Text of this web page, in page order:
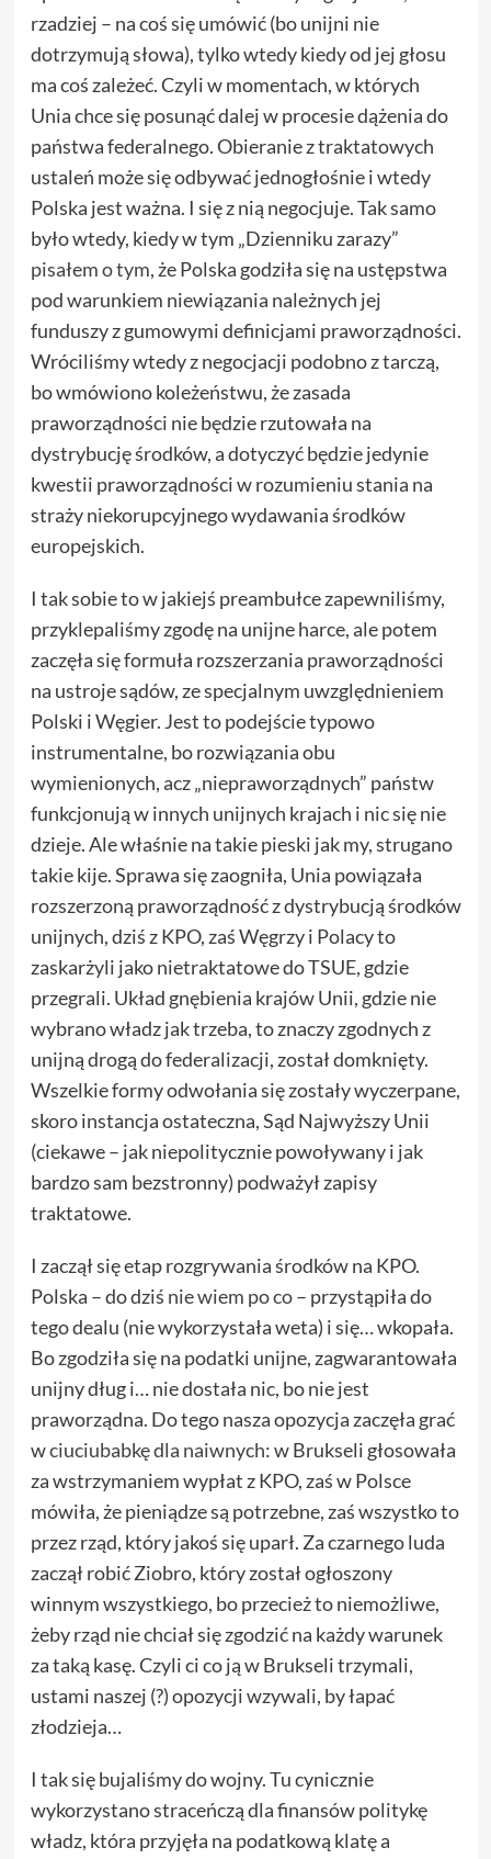
rzadziej – na coś się umówić (bo unijni nie
dotrzymują słowa), tylko wtedy kiedy od jej głosu
ma coś zależeć. Czyli w momentach, w których
Unia chce się posunąć dalej w procesie dążenia do
państwa federalnego. Obieranie z traktatowych
ustaleń może się odbywać jednogłośnie i wtedy
Polska jest ważna. I się z nią negocjuje. Tak samo
było wtedy, kiedy w tym „Dzienniku zarazy”
pisałem o tym, że Polska godziła się na ustępstwa
pod warunkiem niewiązania należnych jej
funduszy z gumowymi definicjami praworządności.
Wróciliśmy wtedy z negocjacji podobno z tarczą,
bo wmówiono koleżeństwu, że zasada
praworządności nie będzie rzutowała na
dystrybucję środków, a dotyczyć będzie jedynie
kwestii praworządności w rozumieniu stania na
straży niekorupcyjnego wydawania środków
europejskich.
I tak sobie to w jakiejś preambułce zapewniliśmy,
przyklepaliśmy zgodę na unijne harce, ale potem
zaczęła się formuła rozszerzania praworządności
na ustroje sądów, ze specjalnym uwzględnieniem
Polski i Węgier. Jest to podejście typowo
instrumentalne, bo rozwiązania obu
wymienionych, acz „niepraworządnych” państw
funkcjonują w innych unijnych krajach i nic się nie
dzieje. Ale właśnie na takie pieski jak my, strugano
takie kije. Sprawa się zaogniła, Unia powiązała
rozszerzoną praworządność z dystrybucją środków
unijnych, dziś z KPO, zaś Węgrzy i Polacy to
zaskarżyli jako nietraktatowe do TSUE, gdzie
przegrali. Układ gnębienia krajów Unii, gdzie nie
wybrano władz jak trzeba, to znaczy zgodnych z
unijną drogą do federalizacji, został domknięty.
Wszelkie formy odwołania się zostały wyczerpane,
skoro instancja ostateczna, Sąd Najwyższy Unii
(ciekawe – jak niepolitycznie powoływany i jak
bardzo sam bezstronny) podważył zapisy
traktatowe.
I zaczął się etap rozgrywania środków na KPO.
Polska – do dziś nie wiem po co– przystąpiła do
tego dealu (nie wykorzystała weta) i się… wkopała.
Bo zgodziła się na podatki unijne, zagwarantowała
unijny dług i… nie dostała nic, bo nie jest
praworządna. Do tego nasza opozycja zaczęła grać
wciuciubabkę dla naiwnych: w Brukseli głosowała
za wstrzymaniem wypłat z KPO, zaś w Polsce
mówiła, że pieniądze są potrzebne, zaś wszystko to
przez rząd, który jakoś się uparł. Za czarnego luda
zaczął robić Ziobro, który został ogłoszony
winnym wszystkiego, bo przecież to niemożliwe,
żeby rząd nie chciał się zgodzić na każdy warunek
za taką kasę. Czyli ci co ją w Brukseli trzymali,
ustami naszej (?) opozycji wzywali, by łapać
złodzieja…
I tak się bujaliśmy do wojny. Tu cynicznie
wykorzystano straceńczą dla finansów politykę
władz, która przyjęła na podatkową klatę a